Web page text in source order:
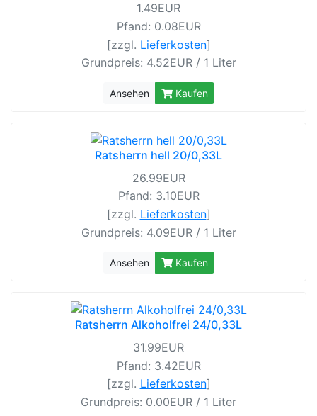
1.49EUR
Pfand: 0.08EUR
[zzgl. Lieferkosten]
Grundpreis: 4.52EUR / 1 Liter
Ansehen Kaufen
Ratsherrn hell 20/0,33L
26.99EUR
Pfand: 3.10EUR
[zzgl. Lieferkosten]
Grundpreis: 4.09EUR / 1 Liter
Ansehen Kaufen
Ratsherrn Alkoholfrei 24/0,33L
31.99EUR
Pfand: 3.42EUR
[zzgl. Lieferkosten]
Grundpreis: 0.00EUR / 1 Liter